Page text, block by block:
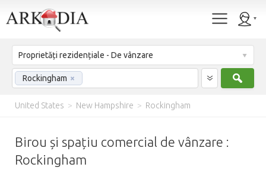
Proprietăți rezidențiale - De vânzare
Rockingham ×
United States > New Hampshire > Rockingham
Birou și spațiu comercial de vânzare :
Rockingham